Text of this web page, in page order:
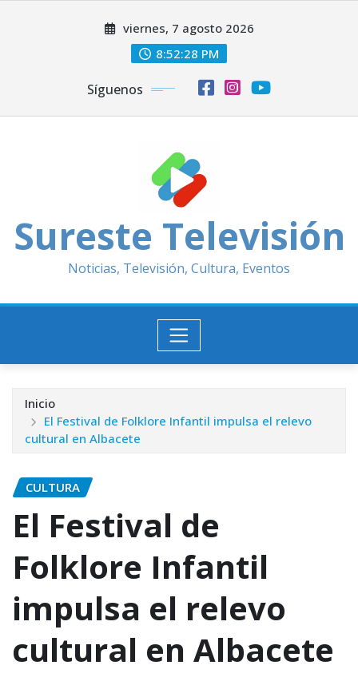
viernes, 7 agosto 2026
8:52:29 PM
Síguenos
Sureste Televisión
Noticias, Televisión, Cultura, Eventos
Inicio
El Festival de Folklore Infantil impulsa el relevo
cultural en Albacete
CULTURA
El Festival de
Folklore Infantil
impulsa el relevo
cultural en Albacete